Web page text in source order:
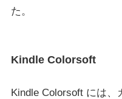
た。
Kindle Colorsoft
Kindle Colorsoft には、